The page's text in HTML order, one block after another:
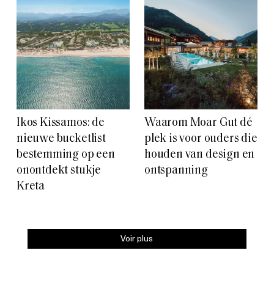
Ikos Kissamos: de
nieuwe bucketlist
bestemming op een
onontdekt stukje
Kreta
Waarom Moar Gut dé
plek is voor ouders die
houden van design en
ontspanning
Voir plus